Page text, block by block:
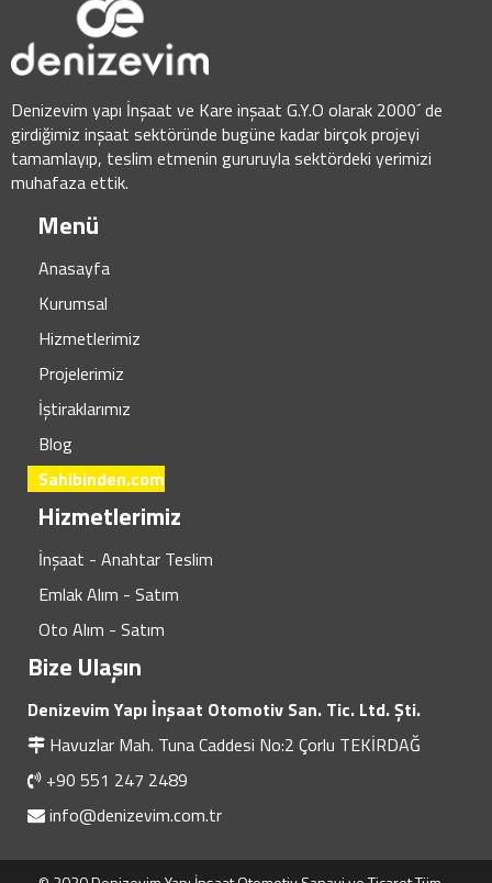
Denizevim yapı İnşaat ve Kare inşaat G.Y.O olarak 2000´ de
girdiğimiz inşaat sektöründe bugüne kadar birçok projeyi
tamamlayıp, teslim etmenin gururuyla sektördeki yerimizi
muhafaza ettik.
Menü
Anasayfa
Kurumsal
Hizmetlerimiz
Projelerimiz
İştiraklarımız
Blog
Sahibinden.com
Hizmetlerimiz
İnşaat - Anahtar Teslim
Emlak Alım - Satım
Oto Alım - Satım
Bize Ulaşın
Denizevim Yapı İnşaat Otomotiv San. Tic. Ltd. Şti.
Havuzlar Mah. Tuna Caddesi No:2 Çorlu TEKİRDAĞ
+90 551 247 2489
info@denizevim.com.tr